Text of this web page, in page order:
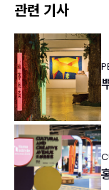
관련 기사